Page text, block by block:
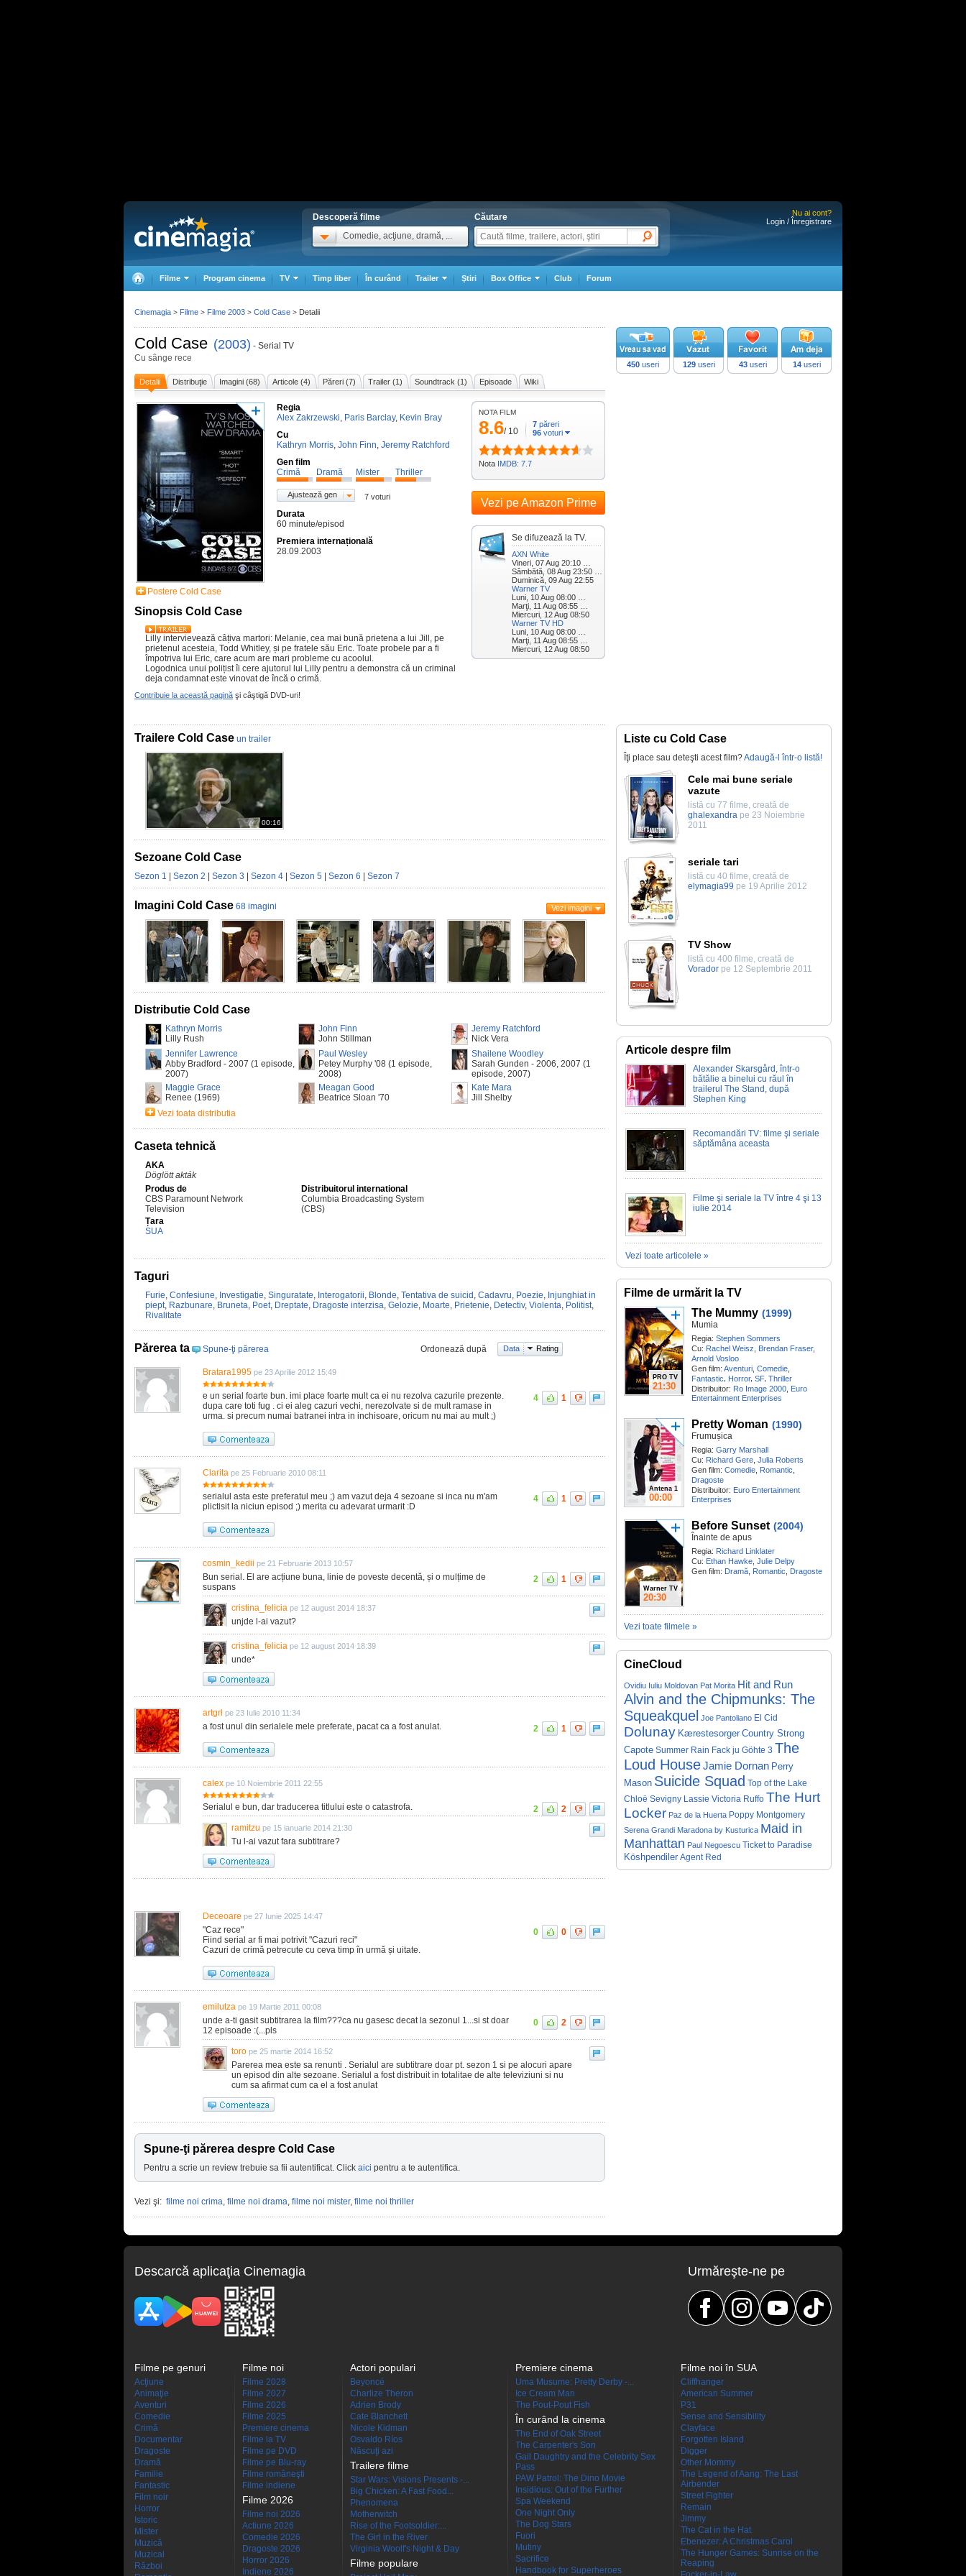
Descoperă filme
Comedie, acţiune, dramă, ...
Căutare
Nu ai cont?
Login / Înregistrare
Filme Program cinema TV Timp liber În curând Trailer Ştiri Box Office Club Forum
Cold Case (2003) - Serial TV
Cu sânge rece
Detalii Distribuţie Imagini (68) Articole (4) Păreri (7) Trailer (1) Soundtrack (1) Episoade Wiki
Postere Cold Case
Regia
Alex Zakrzewski, Paris Barclay, Kevin Bray
Cu
Kathryn Morris, John Finn, Jeremy Ratchford
Gen film
Crimă
Dramă Mister Thriller
Ajustează gen 7 voturi
Durata
60 minute/episod
Premiera internațională
28.09.2003
Sinopsis Cold Case
Lilly intervievează câțiva martori: Melanie, cea mai bună prietena a lui Jill, pe
prietenul acesteia, Todd Whitley, și pe fratele său Eric. Toate probele par a fi
împotriva lui Eric, care acum are mari probleme cu acoolul.
Logodnica unui polițist îi cere ajutorul lui Lilly pentru a demonstra că un criminal
deja condamnat este vinovat de încă o crimă.
Contribuie la această pagină şi câştigă DVD-uri!
NOTA FILM
8.6/ 10
7 păreri
96 voturi
Nota IMDB: 7.7
Vezi pe Amazon Prime
Se difuzează la TV.
AXN White
Vineri, 07 Aug 20:10 …
Sâmbătă, 08 Aug 23:50 …
Duminică, 09 Aug 22:55
Warner TV
Luni, 10 Aug 08:00 …
Marţi, 11 Aug 08:55 …
Miercuri, 12 Aug 08:50
Warner TV HD
Luni, 10 Aug 08:00 …
Marţi, 11 Aug 08:55 …
Miercuri, 12 Aug 08:50
450 useri 129useri 43useri 14useri
Trailere Cold Case un trailer
00:16
Sezoane Cold Case
Sezon 1 Sezon 2 Sezon 3 Sezon 4 Sezon 5 Sezon 6 Sezon 7
Imagini Cold Case 68 imagini Vezi imagini
Distributie Cold Case
Kathryn Morris
Lilly Rush
John Finn
John Stillman
Jeremy Ratchford
Nick Vera
Jennifer Lawrence
Abby Bradford - 2007 (1 episode,
2007)
Paul Wesley
Petey Murphy '08 (1 episode,
2008)
Shailene Woodley
Sarah Gunden - 2006, 2007 (1
episode, 2007)
Maggie Grace
Renee (1969)
Meagan Good
Beatrice Sloan '70
Kate Mara
Jill Shelby
Vezi toata distributia
Caseta tehnică
AKA
Döglött akták
Produs de
CBS Paramount Network
Television
Distribuitorul international
Columbia Broadcasting System
(CBS)
Țara
SUA
Taguri
Furie, Confesiune, Investigatie, Singuratate, Interogatorii, Blonde, Tentativa de suicid , Cadavru, Poezie, Injunghiat in
piept, Razbunare, Bruneta, Poet, Dreptate, Dragoste interzisa, Gelozie, Moarte, Prietenie, Detectiv, Violenta, Politist,
Rivalitate
Părerea ta Spune-ţi părerea Ordonează după Data Rating
Bratara1995 pe 23 Aprilie 2012 15:49
e un serial foarte bun. imi place foarte mult ca ei nu rezolva cazurile prezente.
dupa care toti fug . ci ei aleg cazuri vechi, nerezolvate si de mult ramase in
urma. si precum numai batranei intra in inchisoare, oricum nu mai au mult ;)
4 1
Clarita pe 25 Februarie 2010 08:11
serialul asta este preferatul meu ;) am vazut deja 4 sezoane si inca nu m'am
plictisit la niciun episod ;) merita cu adevarat urmarit :D
4 1
cosmin_kedii pe 21 Februarie 2013 10:57
Bun serial. El are acțiune buna, linie de poveste decentă, și o mulțime de
suspans
2 1
cristina_felicia pe 12 august 2014 18:37
unjde l-ai vazut?
cristina_felicia pe 12 august 2014 18:39
unde*
artgrl pe 23 Iulie 2010 11:34
a fost unul din serialele mele preferate, pacat ca a fost anulat. 2 1
calex pe 10 Noiembrie 2011 22:55
Serialul e bun, dar traducerea titlului este o catastrofa. 2
2
ramitzu pe 15 ianuarie 2014 21:30
Tu l-ai vazut fara subtitrare?
Deceoare pe 27 Iunie 2025 14:47
"Caz rece"
Fiind serial ar fi mai potrivit "Cazuri reci"
Cazuri de crimă petrecute cu ceva timp în urmă și uitate.
0 0
emilutza pe 19 Martie 2011 00:08
unde a-ti gasit subtitrarea la film???ca nu gasesc decat la sezonul 1...si st doar
12 episoade :(...pls
0 2
toro pe 25 martie 2014 16:52
Parerea mea este sa renunti . Serialul are subtitrare doar pt. sezon 1 si pe alocuri apare
un episod din alte sezoane. Serialul a fost distribuit in totalitae de alte televiziuni si nu
cum sa afirmat cum ca el a fost anulat
Spune-ţi părerea despre Cold Case
Pentru a scrie un review trebuie sa fii autentificat. Click aici pentru a te autentifica.
Vezi şi: filme noi crima, filme noi drama, filme noi mister, filme noi thriller
Liste cu Cold Case
Îţi place sau deteşti acest film?Adaugă-l într-o listă!
Cele mai bune seriale
vazute
listă cu 77 filme, creată de
ghalexandra pe 23 Noiembrie
2011
seriale tari
listă cu 40 filme, creată de
elymagia99 pe 19 Aprilie 2012
TV Show
listă cu 400 filme, creată de
Vorador pe 12 Septembrie 2011
Articole despre film
Alexander Skarsgård, într-o
bătălie a binelui cu răul în
trailerul The Stand, după
Stephen King
Recomandări TV: filme şi seriale
săptămâna aceasta
Filme şi seriale la TV între 4 şi 13
iulie 2014
Vezi toate articolele »
Filme de urmărit la TV
PRO TV
21:30
The Mummy (1999)
Mumia
Regia: Stephen Sommers
Cu: Rachel Weisz Brendan Fraser,
Arnold Vosloo
Gen film: Aventuri Comedie
Fantastic, Horror, SF, Thriller
Distribuitor: Ro Image 2000 Euro
Entertainment Enterprises
Antena 1
00:00
Pretty Woman (1990)
Frumușica
Regia: Garry Marshall
Cu: Richard Gere Julia Roberts
Gen film: Comedie Romantic
Dragoste
Distribuitor: Euro Entertainment
Enterprises
Warner TV
20:30
Before Sunset (2004)
Înainte de apus
Regia: Richard Linklater
Cu: Ethan Hawke Julie Delpy
Gen film: Dramă Romantic Dragoste
Vezi toate filmele »
CineCloud
Ovidiu Iuliu Moldovan Pat Morita Hit and Run
Alvin and the Chipmunks: The
Squeakquel Joe Pantoliano El Cid
Dolunay Kærestesorger Country Strong
Capote Summer Rain Fack ju Göhte 3 The
Loud HouseJamie Dornan Perry
Mason Suicide Squad Top of the Lake
Chloë Sevigny
Lassie Victoria Ruffo The Hurt
Locker Paz de la Huerta Poppy Montgomery
Serena Grandi Maradona by Kusturica Maid in
Manhattan Paul Negoescu Ticket to Paradise
Köshpendiler Agent Red
Cinemagia > Filme > Filme 2003 > Cold Case > Detalii
Descarcă aplicaţia Cinemagia Urmăreşte-ne pe
Filme pe genuri
Acţiune
Animaţie
Aventuri
Comedie
Crimă
Documentar
Dragoste
Dramă
Familie
Fantastic
Film noir
Horror
Istoric
Mister
Muzică
Muzical
Război
Filme noi
Filme 2028
Filme 2027
Filme 2026
Filme 2025
Premiere cinema
Filme la TV
Filme pe DVD
Filme pe Blu-ray
Filme româneşti
Filme indiene
Filme 2026
Filme noi 2026
Actiune 2026
Comedie 2026
Dragoste 2026
Horror 2026
Indiene 2026
Actori populari
Beyoncé
Charlize Theron
Adrien Brody
Cate Blanchett
Nicole Kidman
Osvaldo Ríos
Născuţi azi
Trailere filme
Star Wars: Visions Presents -...
Big Chicken: A Fast Food...
Phenomena
Motherwitch
Rise of the Footsoldier:...
The Girl in the River
Virginia Woolf's Night & Day
Filme populare
Premiere cinema
Uma Musume: Pretty Derby -...
Ice Cream Man
The Pout-Pout Fish
În curând la cinema
The End of Oak Street
The Carpenter's Son
Gail Daughtry and the Celebrity Sex
Pass
PAW Patrol: The Dino Movie
Insidious: Out of the Further
Spa Weekend
One Night Only
The Dog Stars
Fuori
Mutiny
Sacrifice
Handbook for Superheroes
Filme noi în SUA
Cliffhanger
American Summer
P31
Sense and Sensibility
Clayface
Forgotten Island
Digger
Other Mommy
The Legend of Aang: The Last
Airbender
Street Fighter
Remain
Jimmy
The Cat in the Hat
Ebenezer: A Christmas Carol
The Hunger Games: Sunrise on the
Reaping